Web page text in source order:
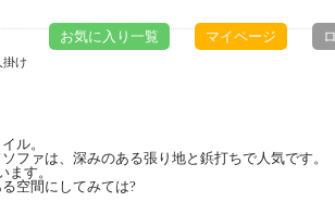
お気に入り一覧 マイページ
掛け
ル。
ファは、深みのある張り地と鋲打ちで人気です。
す。
空間にしてみては?